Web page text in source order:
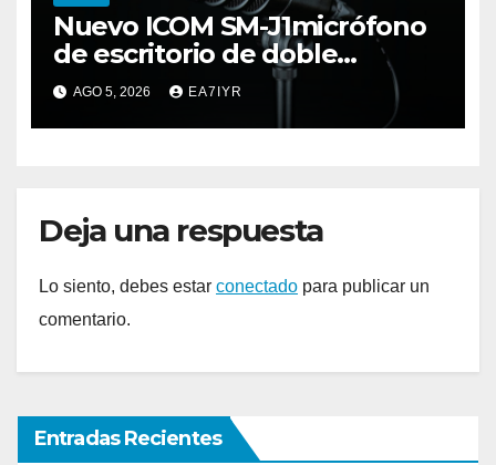
Nuevo ICOM SM-J1micrófono
de escritorio de doble
elemento premium
AGO 5, 2026 EA7IYR
Deja una respuesta
Lo siento, debes estar conectado para publicar un
comentario.
Entradas Recientes